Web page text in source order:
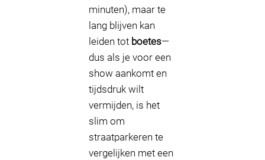
minuten), maar te
lang blijven kan
leiden tot boetes—
dus als je voor een
show aankomt en
tijdsdruk wilt
vermijden, is het
slim om
straatparkeren te
vergelijken met een